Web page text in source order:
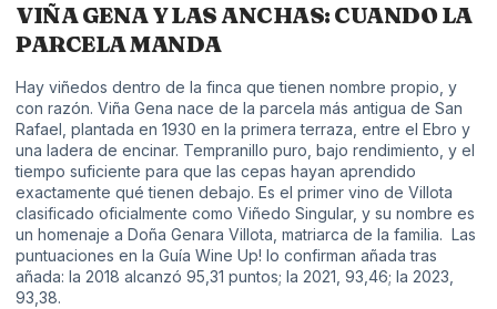
VIÑA GENA Y LAS ANCHAS: CUANDO LA
PARCELA MANDA
Hay viñedos dentro de la finca que tienen nombre propio, y
con razón. Viña Gena nace de la parcela más antigua de San
Rafael, plantada en 1930 en la primera terraza, entre el Ebro y
una ladera de encinar. Tempranillo puro, bajo rendimiento, y el
tiempo suficiente para que las cepas hayan aprendido
exactamente qué tienen debajo. Es el primer vino de Villota
clasificado oficialmente como Viñedo Singular, y su nombre es
un homenaje a Doña Genara Villota, matriarca de la familia. Las
puntuaciones en la Guía Wine Up! lo confirman añada tras
añada: la 2018 alcanzó 95,31 puntos; la 2021, 93,46; la 2023,
93,38.